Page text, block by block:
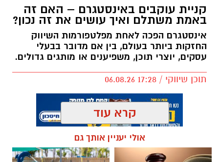
קרדיט לתמונה: שרפים מערכות מיגון
שדה ראייה מוגבל, תנועה דו-כיוונית, כניסות
ויציאות צרות או חניות צפופות עלולים להוביל
לפגיעות ברכוש ואף לסיכון חיי אדם. לכן, תכנון נכון
של סביבת התנועה אינו מסתכם בסימון קווי חניה
בלבד, אלא כולל שילוב של אביזרי בטיחות ייעודיים
קניית עוקבים באינסטגרם – האם זה
באמת משתלם ואיך עושים את זה נכון?
אינסטגרם הפכה לאחת מפלטפורמות השיווק
החזקות ביותר בעולם, בין אם מדובר בבעלי
עסקים, יוצרי תוכן, משפיענים או מותגים גדולים.
תוכן שיווקי / 17:28 06.08.26
תגים: קניית עוקבים באינסטגרם
קרא עוד
אולי יעניין אותך גם